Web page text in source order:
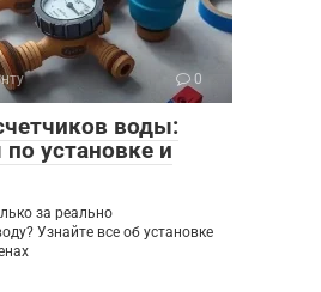
0
воды:
установке и
за реально
Узнайте все об установке